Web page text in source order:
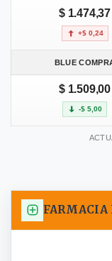
$ 1.474,37
+$ 0,24
BLUE
$ 1.509,00
-$ 5,00
FARMACIA